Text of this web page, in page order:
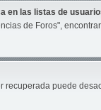
en las listas de
de Foros",
recuperada puede